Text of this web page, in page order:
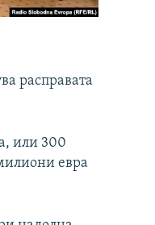
расправата
или 300
евра